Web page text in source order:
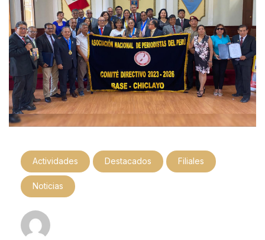
Actividades Destacados Filiales
Noticias